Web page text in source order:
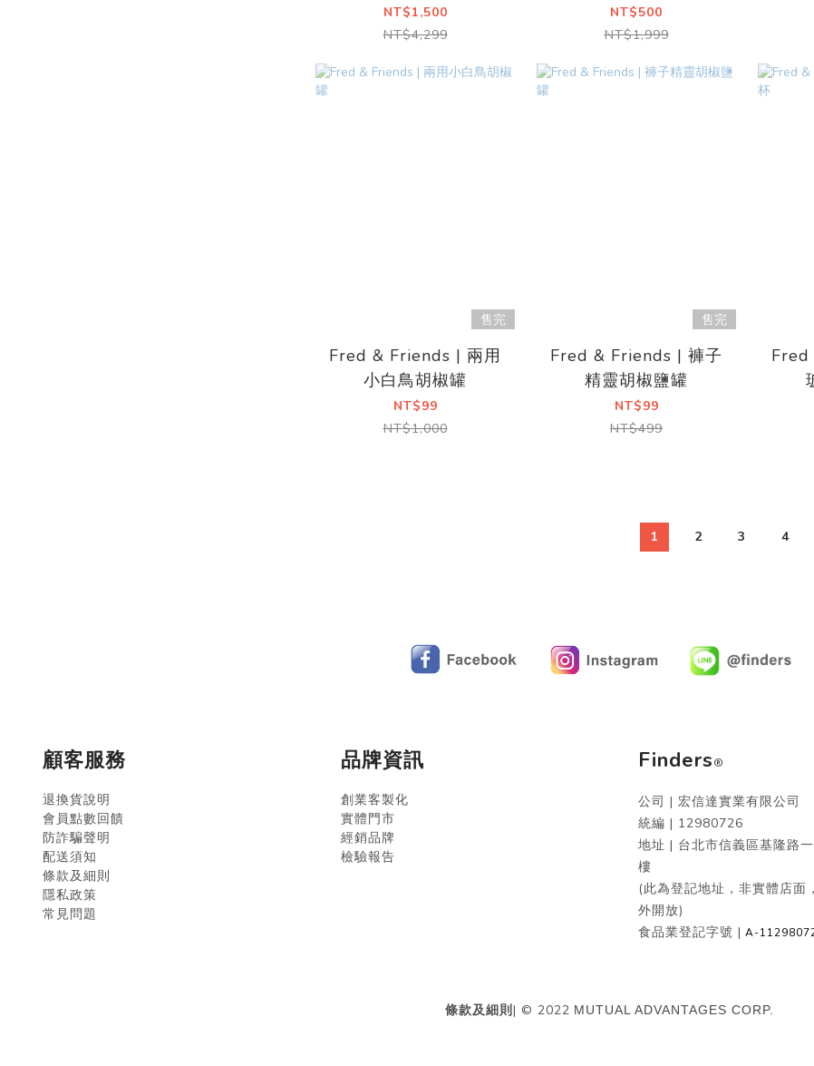
NT$1,500
NT$4,299
NT$500
NT$1,999
售完
Fred & Friends | 兩用
小白鳥胡椒罐
NT$99
NT$1,000
售完
Fred & Friends | 褲子
精靈胡椒鹽罐
NT$99
NT$499
Fred
1 2 3 4
顧客服務
退換貨說明
會員點數回饋
防詐騙聲明
配送須知
條款及細則
隱私政策
常見問題
品牌資訊
創業客製化
實體門市
經銷品牌
檢驗報告
Finders®
公司 | 宏信達實業有限公司
統編 | 12980726
地址 | 台北市信義區基隆路
樓
(此為登記地址，非實體店面
外開放)
食品業登記字號 | A-
條款及細則| © 2022 MUTUAL ADVANTAGES CORP.